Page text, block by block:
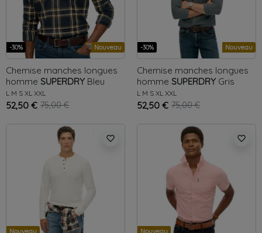
-30% Nouveau
Chemise manches longues
homme SUPERDRY Bleu
Michigan
L M S XL XXL
52,50 € 75,00 €
-30% Nouveau
Chemise manches longues
homme SUPERDRY Gris
Trailsman
L M S XL XXL
52,50 € 75,00 €
favorite_border
Nouveau
favorite_border
Nouveau